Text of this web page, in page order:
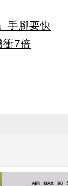
手腳要快
衝7倍